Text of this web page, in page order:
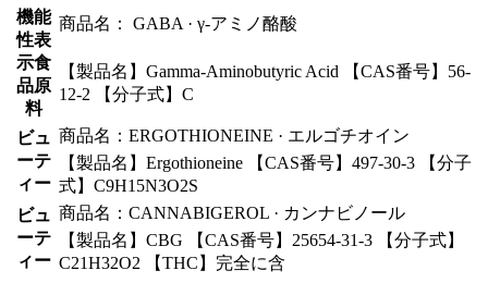
機能
性表
示食
品原
料
商品名： GABA · γ-アミノ酪酸
【製品名】Gamma-Aminobutyric Acid 【CAS番号】56-
12-2 【分子式】C
ビュ
ーテ
ィー
商品名：ERGOTHIONEINE · エルゴチオイン
【製品名】Ergothioneine 【CAS番号】497-30-3 【分子
式】C9H15N3O2S
ビュ
ーテ
ィー
商品名：CANNABIGEROL · カンナビノール
【製品名】CBG 【CAS番号】25654-31-3 【分子式】
C21H32O2 【THC】完全に含